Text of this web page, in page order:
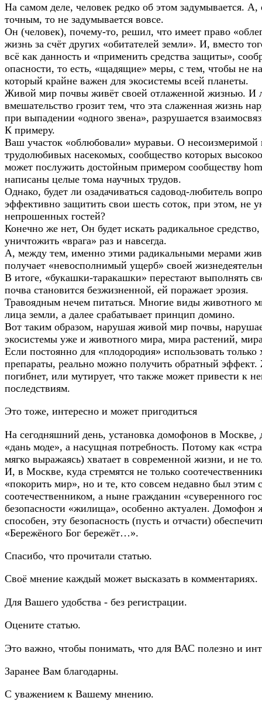
На самом деле, человек редко об этом задумывается. А,
точным, то не задумывается вовсе.
Он (человек), почему-то, решил, что имеет право
жизнь за счёт других «обитателей земли». И, вместо
всё как данность и «применить средства защиты»,
опасности, то есть, «щадящие» меры, с тем, чтобы не
который крайне важен для экосистемы всей планеты.
Живой мир почвы живёт своей отлаженной жизнью. И
вмешательство грозит тем, что эта слаженная жизнь
при выпадении «одного звена», разрушается
К примеру.
Ваш участок «облюбовали» муравьи. О несоизмеримой
трудолюбивых насекомых, сообщество которых
может послужить достойным примером сообществу
написаны целые тома научных трудов.
Однако, будет ли озадачиваться садовод-любитель
эффективно защитить свои шесть соток, при этом, не
непрошенных гостей?
Конечно же нет, Он будет искать радикальное
уничтожить «врага» раз и навсегда.
А, между тем, именно этими радикальными мерами
получает «невосполнимый ущерб» своей
В итоге, «букашки-таракашки» перестают выполнять
почва становится безжизненной, ей поражает эрозия.
Травоядным нечем питаться. Многие виды животного
лица земли, а далее срабатывает принцип домино.
Вот таким образом, нарушая живой мир почвы,
экосистемы уже и животного мира, мира растений,
Если постоянно для «плодородия» использовать только
препараты, реально можно получить обратный
погибнет, или мутирует, что также может привести к
последствиям.
Это тоже, интересно и может пригодиться
На сегодняшний день, установка домофонов в Москве,
«дань моде», а насущная потребность. Потому как
мягко выражаясь) хватает в современной жизни, и не
И, в Москве, куда стремятся не только
«покорить мир», но и те, кто совсем недавно был этим
соотечественником, а ныне гражданин «суверенного
безопасности «жилища», особенно актуален. Домофон
способен, эту безопасность (пусть и отчасти)
«Бережёного Бог бережёт…».
Спасибо, что прочитали статью.
Своё мнение каждый может высказать в комментариях.
Для Вашего удобства - без регистрации.
Оцените статью.
Это важно, чтобы понимать, что для ВАС полезно и
Заранее Вам благодарны.
С уважением к Вашему мнению.